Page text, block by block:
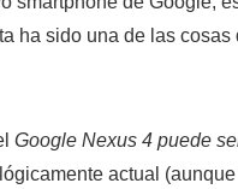
ha sido una de las
Google Nexus 4 puede
actual